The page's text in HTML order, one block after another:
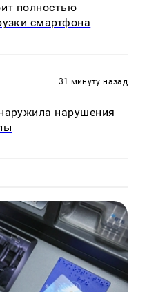
полностью
смартфона
31 минуту назад
нарушения